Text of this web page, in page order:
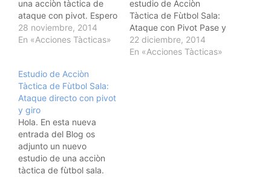
una acciòn tàctica de
ataque con pivot. Espero
que las indicaciones que
hacemos sobre el video
@vallefutsal
28 noviembre, 2014
En «Acciones Tàcticas»
estudio de Acciòn
Tàctica de Fùtbol Sala:
Ataque con Pivot Pase y
va màs
acompañamiento.
22 diciembre, 2014
En «Acciones Tàcticas»
Estudio de Acciòn
Tàctica de Fùtbol Sala:
Ataque directo con pivot
y giro
Hola. En esta nueva
entrada del Blog os
adjunto un nuevo
estudio de una acciòn
tàctica de fùtbol sala.